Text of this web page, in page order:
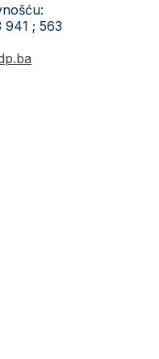
941 ; 563